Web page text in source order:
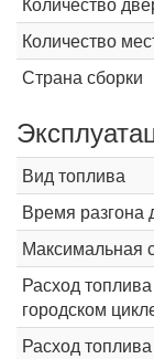
Количество
Страна сборки
Вид топлива
Время разгона
Максимальная
Расход
городском
Расход